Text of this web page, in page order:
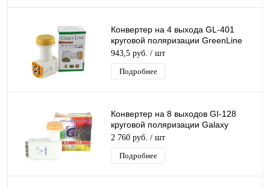
Конвертер на 4 выхода GL-401
круговой поляризации GreenLine
QUAD К+ 4 дляТриколор/НТВ-Плюс
943,5 руб. / шт
Подробнее
Конвертер на 8 выходов GI-128
круговой поляризации Galaxy
Innovations К+ 8 дляТриколор/НТВ-
Плюс
2 760 руб. / шт
Подробнее